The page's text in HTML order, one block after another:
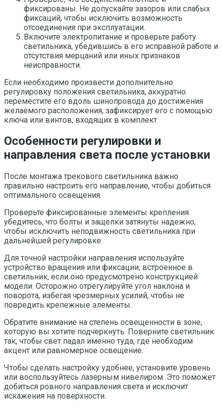
фиксированы. Не допускайте зазоров или слабых
фиксаций, чтобы исключить возможность
отсоединения при эксплуатации.
Включите электропитание и проверьте работу
светильника, убедившись в его исправной работе и
отсутствия мерцаний или иных признаков
неисправности.
Если необходимо произвести дополнительно
регулировку положения светильника, аккуратно
переместите его вдоль шинопровода до достижения
желаемого расположения, зафиксирует его с помощью
ключа или винтов, входящих в комплект.
Особенности регулировки и
направления света после установки
После монтажа трекового светильника важно
правильно настроить его направление, чтобы добиться
оптимального освещения.
Проверьте фиксированные элементы крепления:
убедитесь, что болты и защелки затянуты надежно,
чтобы исключить неподвижность светильника при
дальнейшей регулировке.
Для точной настройки направления используйте
устройство вращения или фиксации, встроенное в
светильник, если оно предусмотрено конструкцией
модели. Осторожно отрегулируйте угол наклона и
поворота, избегая чрезмерных усилий, чтобы не
повредить крепежные элементы.
Обратите внимание на степень освещенности в зоне,
которую вы хотите подчеркнуть. Поверните светильник
так, чтобы свет падал именно туда, где необходим
акцент или равномерное освещение.
Чтобы сделать настройку удобнее, установите уровень
или воспользуйтесь лазерным нивелиром. Это поможет
добиться ровного направления света и исключит
искажения на поверхности.